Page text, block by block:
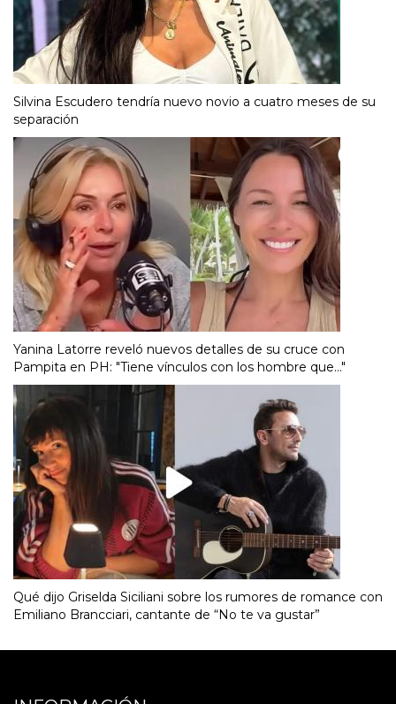
Silvina Escudero tendría nuevo novio a cuatro meses de su
separación
Yanina Latorre reveló nuevos detalles de su cruce con
Pampita en PH: "Tiene vínculos con los hombre que..."
Qué dijo Griselda Siciliani sobre los rumores de romance con
Emiliano Brancciari, cantante de “No te va gustar”